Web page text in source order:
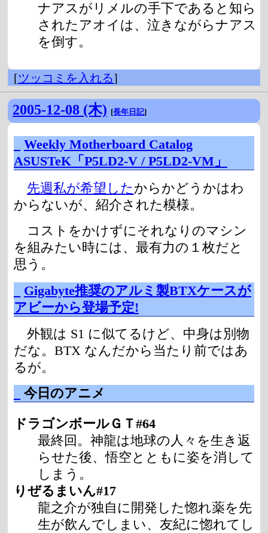
ナアスがリメルの手下であると知ら
されたアオイは、泣きながらナアス
を倒す。
[ツッコミを入れる]
2005-12-08 (木) [長年日記]
Weekly Motherboard Catalog
ASUSTeK「P5LD2-V / P5LD2-VM」
先週私が希望した からかどうかはわ
からないが、紹介された模様。
コストをかけずにそれなりのマシン
を組みたい時には、最有力の１枚だと
思う。
Gigabyte推奨のアルミ製BTXケースが
アビーから登場予定!
外観は S1 に似てるけど、中身は別物
だな。BTX なんだから当たり前ではあ
るが。
今日のアニメ
ドラゴンボールＧＴ#64
最終回。神龍は地球の人々を生き返
らせた後、悟空とともに姿を消して
しまう。
りぜるまいん#17
龍之介が独自に開発した惚れ薬を先
生が飲んでしまい、友紀に惚れてし